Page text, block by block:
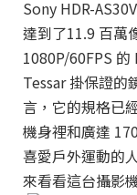
Sony HDR-
達到了11.9 百萬
1080P/60FPS
Tessar 掛保證的
言，它的規格已
機身裡和廣達
喜愛戶外運動的
來看看這台攝影